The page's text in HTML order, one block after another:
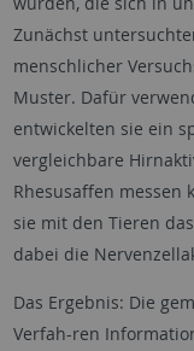
Zunächst
menschlicher
Muster. Dafür
entwickelten sie ein
vergleichbare
Rhesusaffen
sie mit den Tieren
dabei die
Das Ergebnis: Die
Verfah-ren